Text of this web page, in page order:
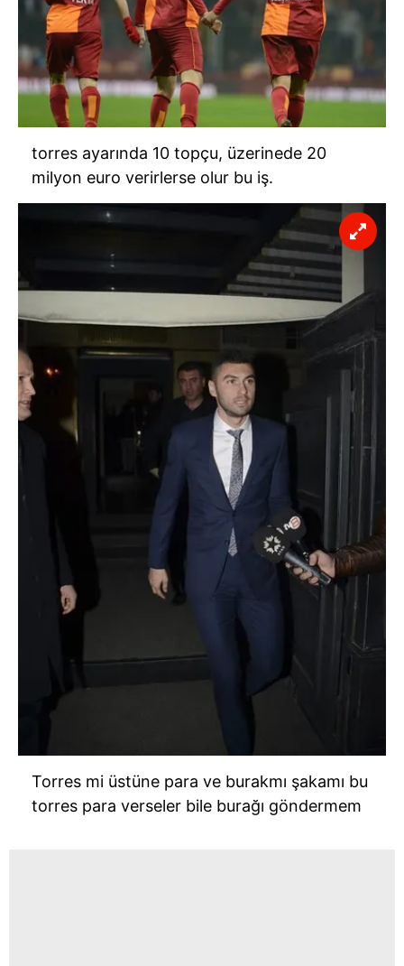
torres ayarında 10 topçu, üzerinede 20
milyon euro verirlerse olur bu iş.
Torres mi üstüne para ve burakmı şakamı bu
torres para verseler bile burağı göndermem